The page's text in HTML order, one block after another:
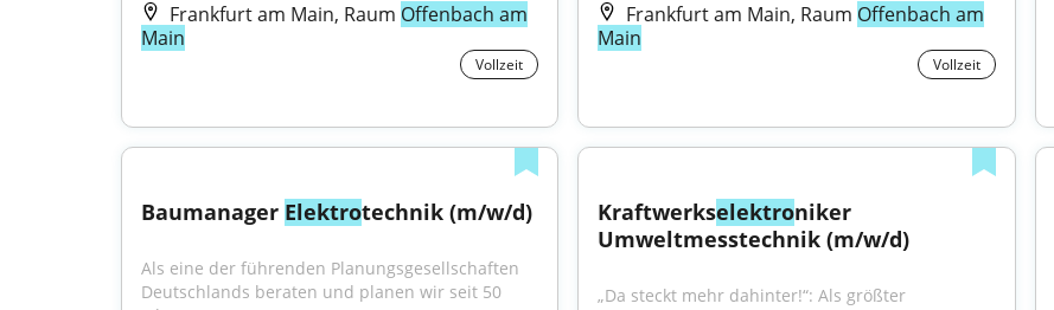
Frankfurt am Main, Raum Offenbach am
Main
Vollzeit
Frankfurt am Main, Raum Offenbach am
Main
Vollzeit
Baumanager Elektrotechnik (m/w/d)
Als eine der führenden Planungsgesellschaften
Deutschlands beraten und planen wir seit 50
Kraftwerkselektroniker
Umweltmesstechnik (m/w/d)
„Da steckt mehr dahinter!“: Als größter